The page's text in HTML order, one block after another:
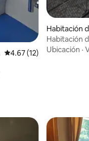
Calificación promedio:
4.67 (12)
Habitación
Habitación
Ubicación ·